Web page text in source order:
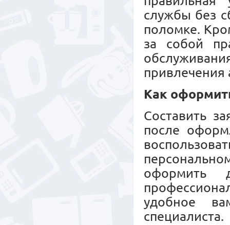
службы без
поломке.
за собой
привлечения
Как
Составить
после
удобное
специалиста.